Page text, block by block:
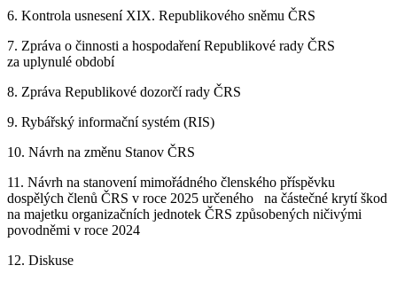
6. Kontrola usnesení XIX. Republikového sněmu ČRS
7. Zpráva o činnosti a hospodaření Republikové rady ČRS
za uplynulé období
8. Zpráva Republikové dozorčí rady ČRS
9. Rybářský informační systém (RIS)
10. Návrh na změnu Stanov ČRS
11. Návrh na stanovení mimořádného členského příspěvku
dospělých členů ČRS v roce 2025 určeného na částečné krytí škod
na majetku organizačních jednotek ČRS způsobených ničivými
povodněmi v roce 2024
12. Diskuse